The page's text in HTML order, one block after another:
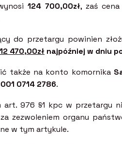
124 700,00zł, zaś
do przetargu powinien
12 470,00zł najpóźniej w dniu
także na konto komornika
0714 2786.
art. 976 §1 kpc w przetargu
zezwoleniem organu
w tym artykule.